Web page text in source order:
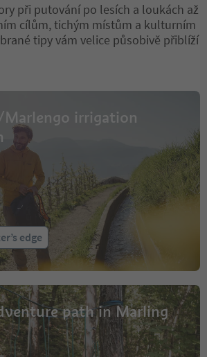
při putování po lesích a loukách až
cílům, tichým místům a kulturním
tipy vám velice působivě přiblíží
irrigation
edge
path in Marling